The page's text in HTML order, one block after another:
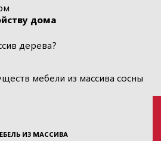
дома
дерева?
мебели из массива сосны
ИЗ МАССИВА